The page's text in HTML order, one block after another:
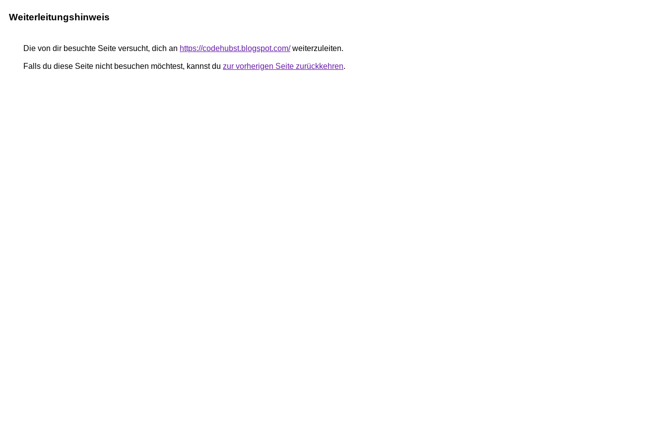
Weiterleitungshinweis
Die von dir besuchte Seite versucht, dich an https://codehubst.blogspot.com/weiterzuleiten.
Falls du diese Seite nicht besuchen möchtest, kannst du zur vorherigen Seite zurückkehren.